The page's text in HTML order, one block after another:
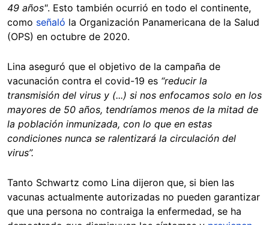
49 años". Esto también ocurrió en todo el continente,
como señaló la Organización Panamericana de la Salud
(OPS) en octubre de 2020.
Lina aseguró que el objetivo de la campaña de
vacunación contra el covid-19 es “reducir la
transmisión del virus y (...) si nos enfocamos solo en los
mayores de 50 años, tendríamos menos de la mitad de
la población inmunizada, con lo que en estas
condiciones nunca se ralentizará la circulación del
virus”.
Tanto Schwartz como Lina dijeron que, si bien las
vacunas actualmente autorizadas no pueden garantizar
que una persona no contraiga la enfermedad, se ha